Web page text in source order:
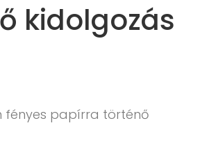
kidolgozás
fényes papírra történő